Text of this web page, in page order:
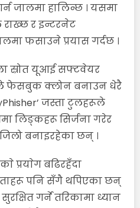
जालमा हालिन्छ । यसमा
र इन्टरनेट
फसाउने प्रयास गर्दछ ।
स्रोत यूआई सफ्टवेयर
फेसबुक क्लोन बनाउन धेरै
जस्ता टुलहरूले
लिङ्कहरू सिर्जना गरेर
बनाइरहेका छन् ।
प्रयाेग बढिरहँदा
पनि सँगै थपिएका छन्
गर्ने तरिकामा ध्यान